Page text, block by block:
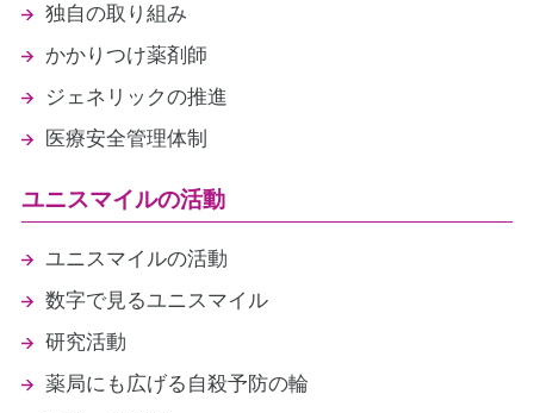
独自の取り組み
かかりつけ薬剤師
ジェネリックの推進
医療安全管理体制
ユニスマイルの活動
ユニスマイルの活動
数字で見るユニスマイル
研究活動
薬局にも広げる自殺予防の輪